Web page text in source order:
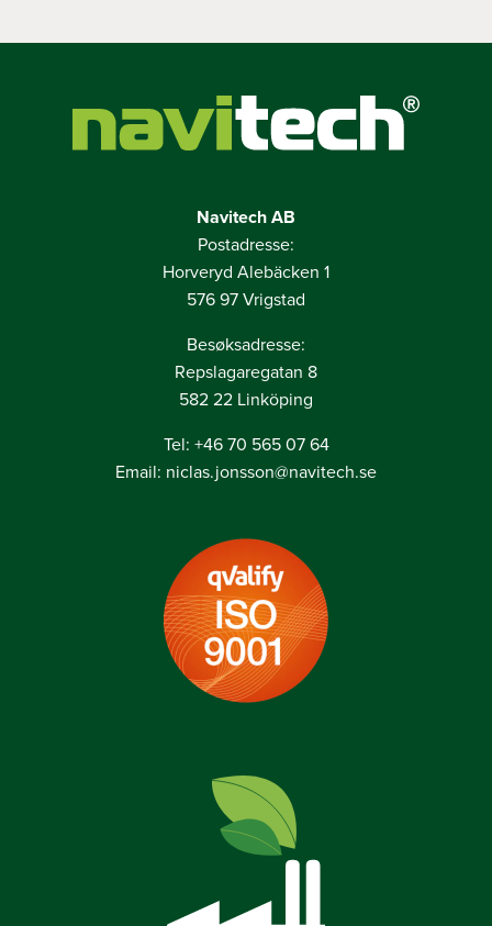
Navitech AB
Postadresse:
Horveryd Alebäcken 1
576 97 Vrigstad
Besøksadresse:
Repslagaregatan 8
582 22 Linköping
Tel: +46 70 565 07 64
Email: niclas.jonsson@navitech.se